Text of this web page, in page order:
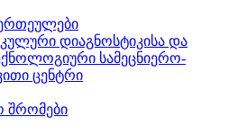
დიაგნოსტიკისა და
სამეცნიერო-
ცენტრი
შრომები